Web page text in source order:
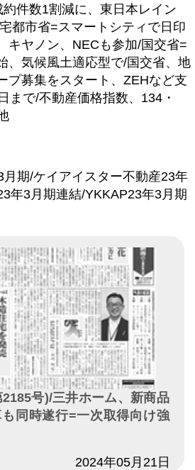
件数1割減に、東日本レイン
都市省=スマートシティで日印
キヤノン、NECも参加/国交省=
、気候風土適応型で/国交省、地
プ募集をスタート、ZEHなど支
まで/不動産価格指数、134・
期/ケイアイスター不動産23年
年3月期連結/YKKAP23年3月期
号)/三井ホーム、新商品
同時遂行=一次取得向け強
2024年05月21日